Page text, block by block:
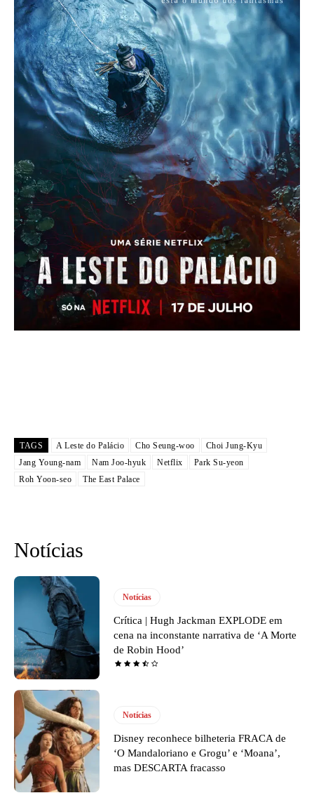
TAGS A Leste do Palácio Cho Seung-woo
Choi Jung-Kyu
Jang Young-nam
Nam Joo-hyuk Netflix
Park Su-yeon
Roh Yoon-seo
The East Palace
Notícias
Notícias
Crítica | Hugh Jackman EXPLODE em
cena na inconstante narrativa de ‘A Morte
de Robin Hood’
Notícias
Disney reconhece bilheteria FRACA de
‘O Mandaloriano e Grogu’ e ‘Moana’,
mas DESCARTA fracasso